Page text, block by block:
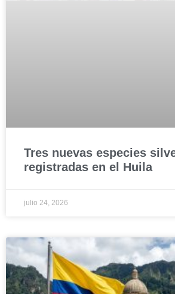
Tres nuevas especies
registradas en el Huila
julio 24, 2026